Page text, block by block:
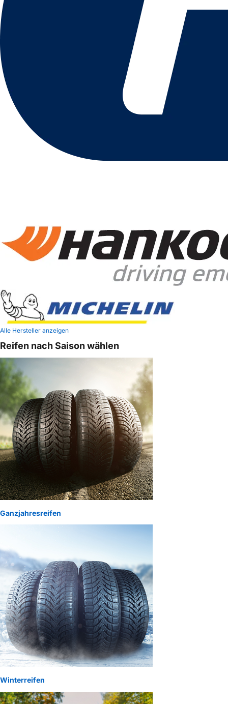
Alle Hersteller anzeigen
Reifen nach Saison wählen
Ganzjahresreifen
Winterreifen